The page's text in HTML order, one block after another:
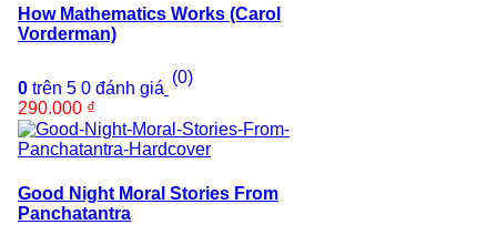
How Mathematics Works (Carol
Vorderman)
0 trên 5 0 đánh giá
(0)
290.000 ₫
Good Night Moral Stories From
Panchatantra